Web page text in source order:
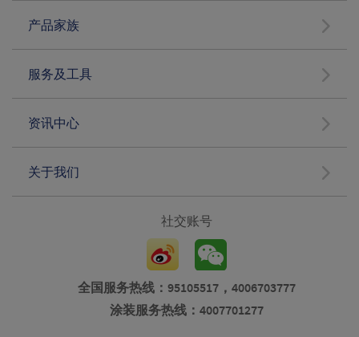
产品家族
服务及工具
资讯中心
关于我们
社交账号
全国服务热线：95105517，4006703777
涂装服务热线：4007701277